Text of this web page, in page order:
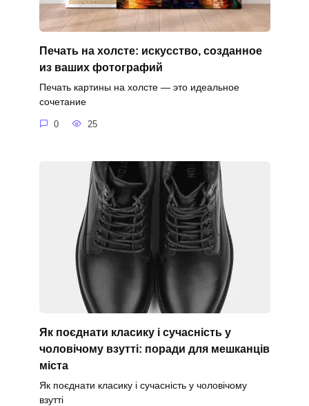
Печать на холсте: искусство, созданное
из ваших фотографий
Печать картины на холсте — это идеальное
сочетание
0 25
Як поєднати класику і сучасність у
чоловічому взутті: поради для мешканців
міста
Як поєднати класику і сучасність у чоловічому
взутті